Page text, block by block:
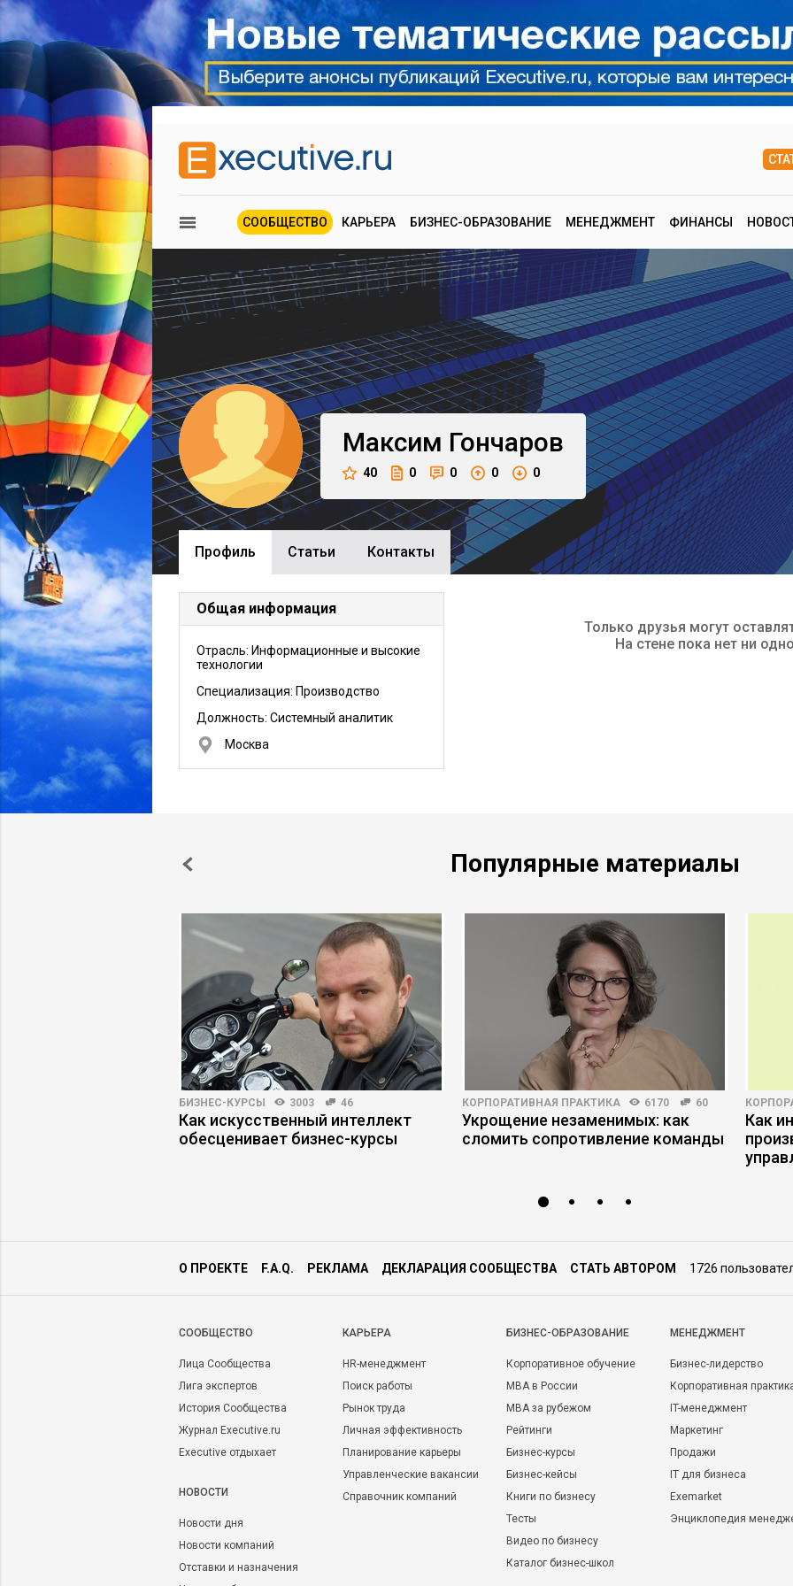
СООБЩЕСТВО КАРЬЕРА БИЗНЕС-ОБРАЗОВАНИЕ МЕНЕДЖМЕНТ ФИНАНСЫ
Максим Гончаров
40 0 0 0 0
Профиль Cтатьи Контакты
Общая информация
Отрасль: Информационные и высокие
технологии
Специализация: Производство
Должность: Системный аналитик
Москва
Только друзья могут
На стене пока нет ни
Популярные материалы
БИЗНЕС-КУРСЫ 3003 46
Как искусственный интеллект
обесценивает бизнес-курсы
КОРПОРАТИВНАЯ ПРАКТИКА 6170 60
Укрощение незаменимых: как
сломить сопротивление команды
Как
О ПРОЕКТЕ F.A.Q. РЕКЛАМА ДЕКЛАРАЦИЯ СООБЩЕСТВА СТАТЬ АВТОРОМ 1726
CООБЩЕСТВО
Лица Сообщества
Лига экспертов
История Сообщества
Журнал Executive.ru
Executive отдыхает
НОВОСТИ
Новости дня
Новости компаний
Отставки и назначения
КАРЬЕРА
HR-менеджмент
Поиск работы
Рынок труда
Личная эффективность
Планирование карьеры
Управленческие вакансии
Справочник компаний
БИЗНЕС-ОБРАЗОВАНИЕ
Корпоративное обучение
MBA в России
MBA за рубежом
Рейтинги
Бизнес-курсы
Бизнес-кейсы
Книги по бизнесу
Тесты
Видео по бизнесу
Каталог бизнес-школ
МЕНЕДЖМЕНТ
Бизнес-лидерство
Корпоративная
IT-менеджмент
Маркетинг
Продажи
IT для бизнеса
Exemarket
Энциклопедия